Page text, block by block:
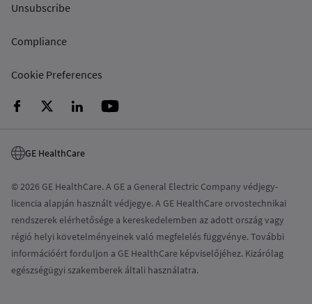
Unsubscribe
Compliance
Cookie Preferences
GE HealthCare
© 2026 GE HealthCare. A GE a General Electric Company védjegy-
licencia alapján használt védjegye. A GE HealthCare orvostechnikai
rendszerek elérhetősége a kereskedelemben az adott ország vagy
régió helyi követelményeinek való megfelelés függvénye. További
információért forduljon a GE HealthCare képviselőjéhez. Kizárólag
egészségügyi szakemberek általi használatra.